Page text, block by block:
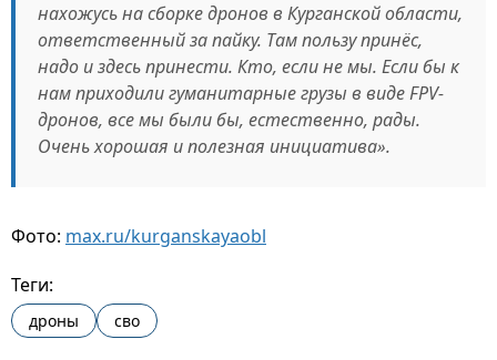
нахожусь на сборке дронов в Курганской области,
ответственный за пайку. Там пользу принёс,
надо и здесь принести. Кто, если не мы. Если бы к
нам приходили гуманитарные грузы в виде FPV-
дронов, все мы были бы, естественно, рады.
Очень хорошая и полезная инициатива».
Фото: max.ru/kurganskayaobl
Теги:
дроны сво